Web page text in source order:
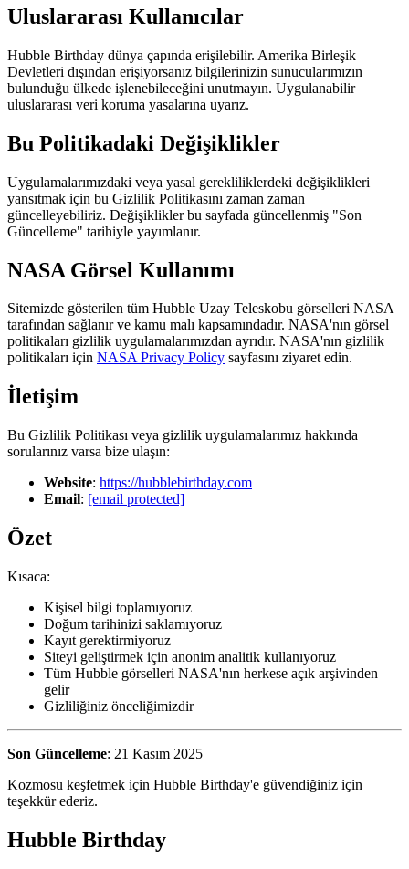
Uluslararası Kullanıcılar
Hubble Birthday dünya çapında erişilebilir. Amerika Birleşik
Devletleri dışından erişiyorsanız bilgilerinizin sunucularımızın
bulunduğu ülkede işlenebileceğini unutmayın. Uygulanabilir
uluslararası veri koruma yasalarına uyarız.
Bu Politikadaki Değişiklikler
Uygulamalarımızdaki veya yasal gerekliliklerdeki değişiklikleri
yansıtmak için bu Gizlilik Politikasını zaman zaman
güncelleyebiliriz. Değişiklikler bu sayfada güncellenmiş "Son
Güncelleme" tarihiyle yayımlanır.
NASA Görsel Kullanımı
Sitemizde gösterilen tüm Hubble Uzay Teleskobu görselleri NASA
tarafından sağlanır ve kamu malı kapsamındadır. NASA'nın görsel
politikaları gizlilik uygulamalarımızdan ayrıdır. NASA'nın gizlilik
politikaları için NASA Privacy Policy sayfasını ziyaret edin.
İletişim
Bu Gizlilik Politikası veya gizlilik uygulamalarımız hakkında
sorularınız varsa bize ulaşın:
Website: https://hubblebirthday.com
Email: [email protected]
Özet
Kısaca:
Kişisel bilgi toplamıyoruz
Doğum tarihinizi saklamıyoruz
Kayıt gerektirmiyoruz
Siteyi geliştirmek için anonim analitik kullanıyoruz
Tüm Hubble görselleri NASA'nın herkese açık arşivinden
gelir
Gizliliğiniz önceliğimizdir
Son Güncelleme: 21 Kasım 2025
Kozmosu keşfetmek için Hubble Birthday'e güvendiğiniz için
teşekkür ederiz.
Hubble Birthday